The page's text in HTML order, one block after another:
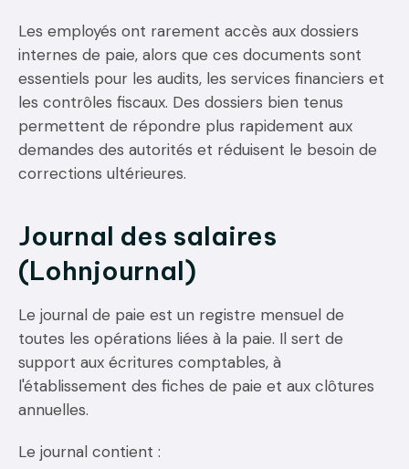
Les employés ont rarement accès aux dossiers
internes de paie, alors que ces documents sont
essentiels pour les audits, les services financiers et
les contrôles fiscaux. Des dossiers bien tenus
permettent de répondre plus rapidement aux
demandes des autorités et réduisent le besoin de
corrections ultérieures.
Journal des salaires
(Lohnjournal)
Le journal de paie est un registre mensuel de
toutes les opérations liées à la paie. Il sert de
support aux écritures comptables, à
l'établissement des fiches de paie et aux clôtures
annuelles.
Le journal contient :